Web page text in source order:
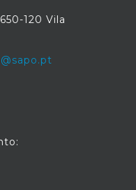
120 Vila